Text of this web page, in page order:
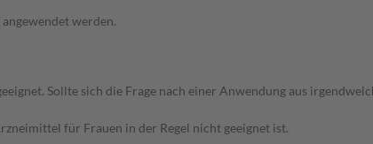
werden.
Sollte sich die Frage nach einer Anwendung aus
für Frauen in der Regel nicht geeignet ist.